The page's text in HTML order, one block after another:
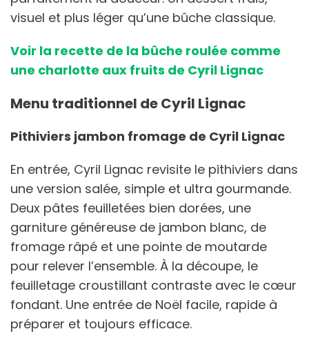
visuel et plus léger qu’une bûche classique.
Voir la recette de la bûche roulée comme
une charlotte aux fruits de Cyril Lignac
Menu traditionnel de Cyril Lignac
Pithiviers jambon fromage de Cyril Lignac
En entrée, Cyril Lignac revisite le pithiviers dans
une version salée, simple et ultra gourmande.
Deux pâtes feuilletées bien dorées, une
garniture généreuse de jambon blanc, de
fromage râpé et une pointe de moutarde
pour relever l’ensemble. À la découpe, le
feuilletage croustillant contraste avec le cœur
fondant. Une entrée de Noël facile, rapide à
préparer et toujours efficace.